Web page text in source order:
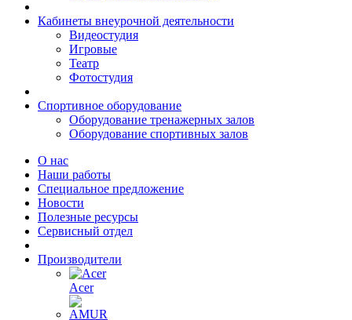
Кабинеты внеурочной деятельности
Видеостудия
Игровые
Театр
Фотостудия
Спортивное оборудование
Оборудование тренажерных залов
Оборудование спортивных залов
О нас
Наши работы
Специальное предложение
Новости
Полезные ресурсы
Сервисный отдел
Производители
Acer